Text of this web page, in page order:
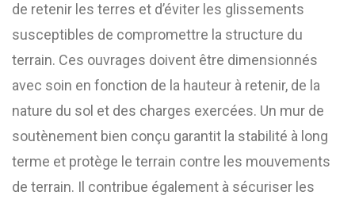
de retenir les terres et d’éviter les glissements
susceptibles de compromettre la structure du
terrain. Ces ouvrages doivent être dimensionnés
avec soin en fonction de la hauteur à retenir, de la
nature du sol et des charges exercées. Un mur de
soutènement bien conçu garantit la stabilité à long
terme et protège le terrain contre les mouvements
de terrain. Il contribue également à sécuriser les